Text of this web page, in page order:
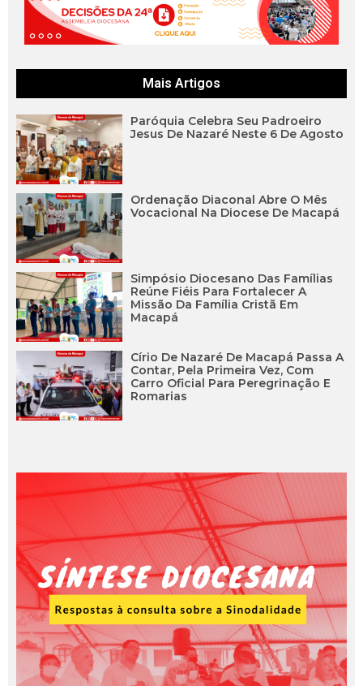
Mais Artigos
Paróquia Celebra Seu Padroeiro
Jesus De Nazaré Neste 6 De Agosto
Ordenação Diaconal Abre O Mês
Vocacional Na Diocese De Macapá
Simpósio Diocesano Das Famílias
Reúne Fiéis Para Fortalecer A
Missão Da Família Cristã Em
Macapá
Círio De Nazaré De Macapá Passa A
Contar, Pela Primeira Vez, Com
Carro Oficial Para Peregrinação E
Romarias